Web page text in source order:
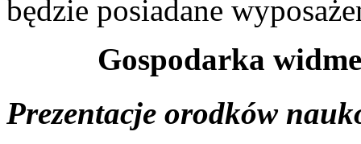
będzie posiadane
Gospodarka
Prezentacje orodków